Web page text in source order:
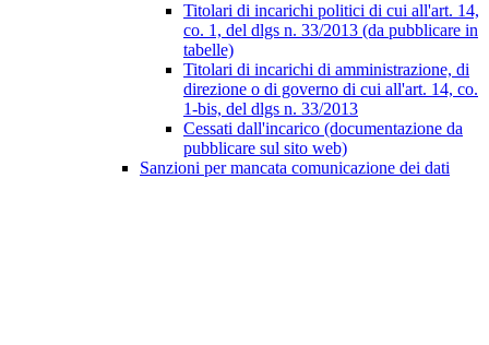
Titolari di incarichi politici di cui all'art. 14,
co. 1, del dlgs n. 33/2013 (da pubblicare in
tabelle)
Titolari di incarichi di amministrazione, di
direzione o di governo di cui all'art. 14, co.
1-bis, del dlgs n. 33/2013
Cessati dall'incarico (documentazione da
pubblicare sul sito web)
Sanzioni per mancata comunicazione dei dati